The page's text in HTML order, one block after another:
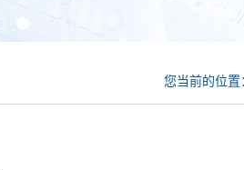
您当前的位置